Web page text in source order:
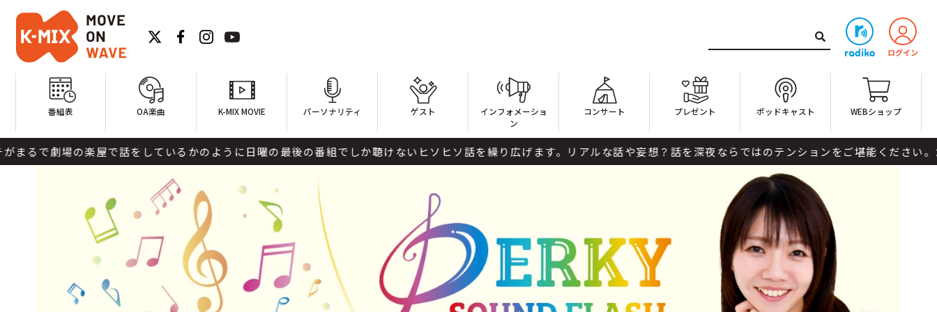
番組表 OA楽曲 K-MIX MOVIE パーソナリティ ゲスト
インフォメーショ
ン
コンサート プレゼント ポッドキャスト WEBショップ
屋で話をしているかのように日曜の最後の番組でしか聴けないヒソヒソ話を繰り広げます。リアルな話や妄想？話を深夜ならではのテンションをご堪能ください。ためになる